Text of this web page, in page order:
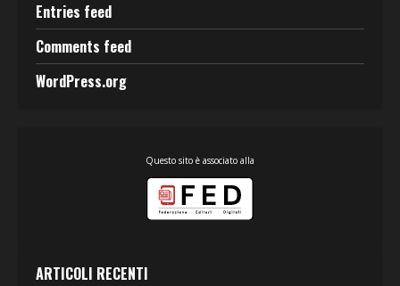
Entries feed
Comments feed
WordPress.org
Questo sito è associato alla
ARTICOLI RECENTI